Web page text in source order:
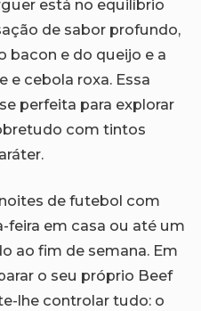
está no equilíbrio
de sabor profundo,
bacon e do queijo e a
e cebola roxa. Essa
perfeita para explorar
com tintos
de futebol com
feira em casa ou até um
ao fim de semana. Em
o seu próprio Beef
lhe controlar tudo: o